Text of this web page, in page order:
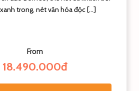
trong, nét văn hóa độc […]
From
18.490.000đ